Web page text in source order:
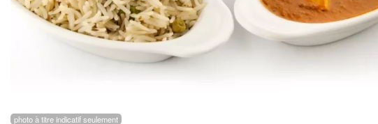
photo à titre indicatif seulement